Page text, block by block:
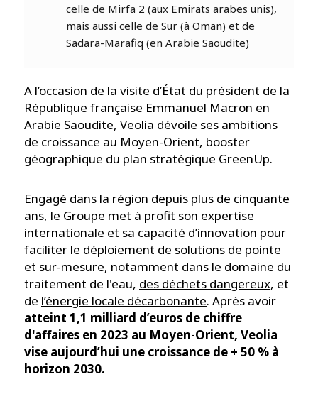
celle de Mirfa 2 (aux Emirats arabes unis),
mais aussi celle de Sur (à Oman) et de
Sadara-Marafiq (en Arabie Saoudite)
A l’occasion de la visite d’État du président de la
République française Emmanuel Macron en
Arabie Saoudite, Veolia dévoile ses ambitions
de croissance au Moyen-Orient, booster
géographique du plan stratégique GreenUp.
Engagé dans la région depuis plus de cinquante
ans, le Groupe met à profit son expertise
internationale et sa capacité d’innovation pour
faciliter le déploiement de solutions de pointe
et sur-mesure, notamment dans le domaine du
traitement de l'eau, des déchets dangereux, et
de l’énergie locale décarbonante. Après avoir
atteint 1,1 milliard d’euros de chiffre
d'affaires en 2023 au Moyen-Orient, Veolia
vise aujourd’hui une croissance de + 50 % à
horizon 2030.